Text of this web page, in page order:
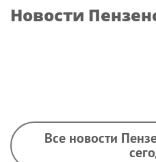
Новости
Все новости